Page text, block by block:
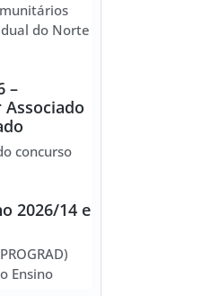
do Norte
–
concurso
2026/14 e
Ensino